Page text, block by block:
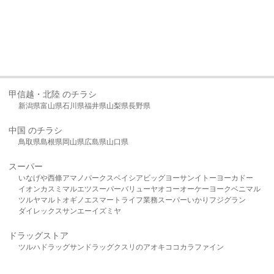
甲信越・北陸 のチラシ
新潟県富山県石川県福井県山梨県長野県
中国 のチラシ
鳥取県島根県岡山県広島県山口県
スーパー
いなげや西條アマノパークスベイシア ビッグヨーサンイトーヨーカドー
イオンカスミ マルエツスーパーバリューヤオコーオーケー ヨークベニマル
ツルヤマルト オギノ エスマート ライフ業務スーパーいかり フジグラン
ダイレックスサンエーイズミヤ
ドラッグストア
ツルハドラッグサンドラッグクスリのアオキ ココカラファイン